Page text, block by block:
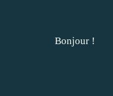
Bonjour !